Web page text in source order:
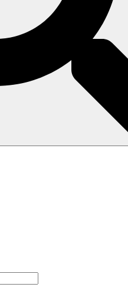
Search